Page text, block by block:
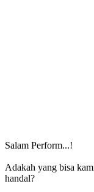
Salam Perform...!
Adakah yang bisa
handal?